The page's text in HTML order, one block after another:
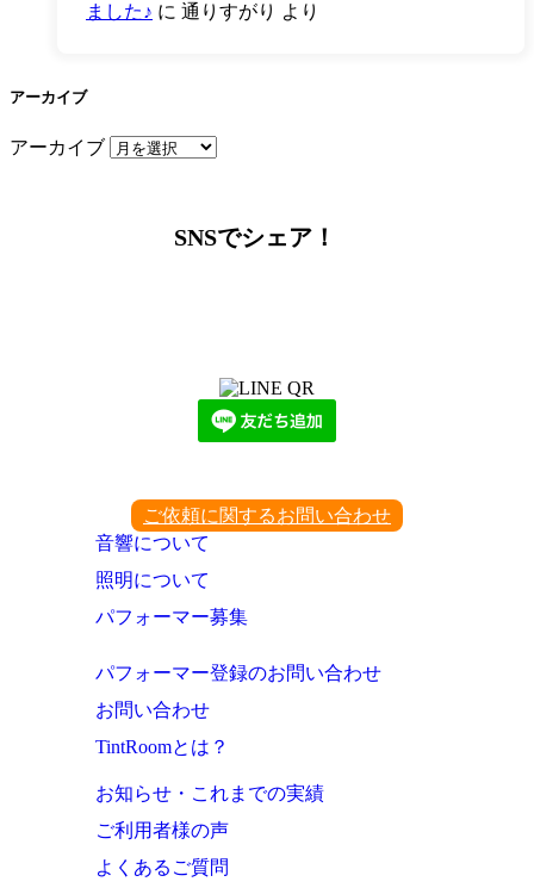
ました♪ に 通りすがり より
アーカイブ
アーカイブ
SNSでシェア！
ご依頼に関するお問い合わせ
音響について
照明について
パフォーマー募集
パフォーマー登録のお問い合わせ
お問い合わせ
TintRoomとは？
お知らせ・これまでの実績
ご利用者様の声
よくあるご質問